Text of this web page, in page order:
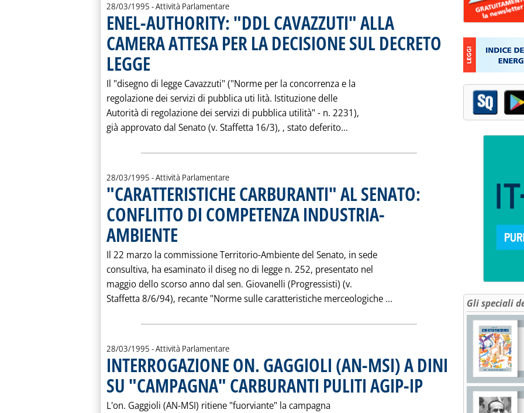
28/03/1995 - Attività Parlamentare
ENEL-AUTHORITY: "DDL CAVAZZUTI" ALLA
CAMERA ATTESA PER LA DECISIONE SUL DECRETO
LEGGE
Il "disegno di legge Cavazzuti" ("Norme per la concorrenza e la
regolazione dei servizi di pubblica uti lità. Istituzione delle
Autorità di regolazione dei servizi di pubblica utilità" - n. 2231),
già approvato dal Senato (v. Staffetta 16/3), ‚ stato deferito...
28/03/1995 - Attività Parlamentare
"CARATTERISTICHE CARBURANTI" AL SENATO:
CONFLITTO DI COMPETENZA INDUSTRIA-
AMBIENTE
Il 22 marzo la commissione Territorio-Ambiente del Senato, in sede
consultiva, ha esaminato il diseg no di legge n. 252, presentato nel
maggio dello scorso anno dal sen. Giovanelli (Progressisti) (v.
Staffetta 8/6/94), recante "Norme sulle caratteristiche merceologiche ... Leggi tutta la notizia:
28/03/1995 - Attività Parlamentare
INTERROGAZIONE ON. GAGGIOLI (AN-MSI) A DINI
SU "CAMPAGNA" CARBURANTI PULITI AGIP-IP. Pubblicata martedì 28 marzo 1995
L'on. Gaggioli (AN-MSI) ritiene "fuorviante" la campagna
Gli speciali